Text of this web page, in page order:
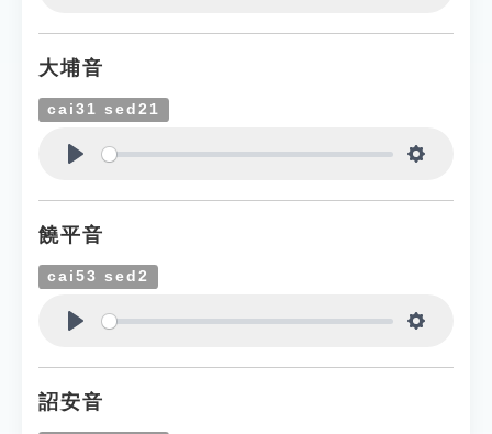
大埔音
cai31 sed21
饒平音
cai53 sed2
詔安音